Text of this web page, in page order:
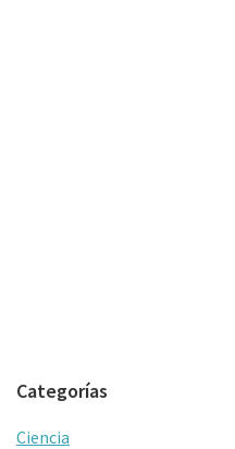
Categorías
Ciencia